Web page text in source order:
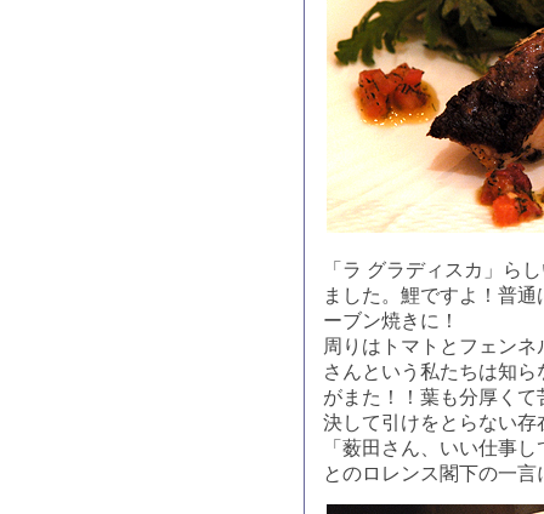
「ラ グラディスカ」ら
ました。鯉ですよ！普
ーブン焼きに！
周りはトマトとフェン
さんという私たちは知
がまた！！葉も分厚く
決して引けをとらない存
「薮田さん、いい仕事
とのロレンス閣下の一